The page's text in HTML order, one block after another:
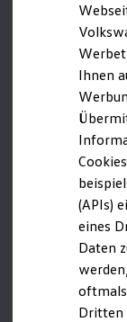
R-
we
Besitzer und
Service
Zubehör
Ihnen
(APIs)
eines
Daten
Dritten